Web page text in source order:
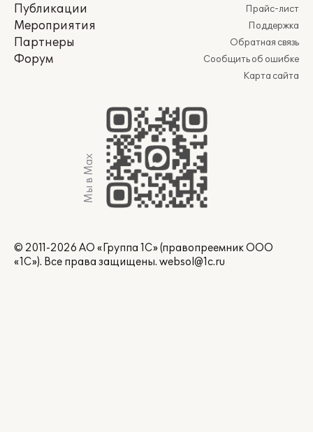
Публикации
Мероприятия
Партнеры
Форум
Прайс-лист
Поддержка
Обратная связь
Сообщить об ошибке
Карта сайта
Мы в Max
© 2011-2026 АО «Группа 1С» (правопреемник ООО
«1С»). Все права защищены. websol@1c.ru